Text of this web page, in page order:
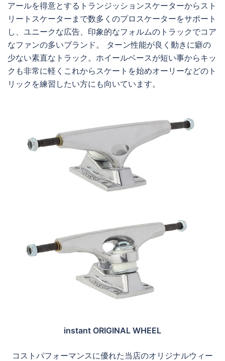
アールを得意とするトランジッションスケーターからスト
リートスケーターまで数多くのプロスケーターをサポート
し、ユニークな広告、印象的なフォルムのトラックでコア
なファンの多いブランド。 ターン性能が良く動きに癖の
少ない素直なトラック。ホイールベースが短い事からキッ
クも非常に軽くこれからスケートを始めオーリーなどのト
リックを練習したい方にも向いています。
instant ORIGINAL WHEEL
コストパフォーマンスに優れた当店のオリジナルウィー